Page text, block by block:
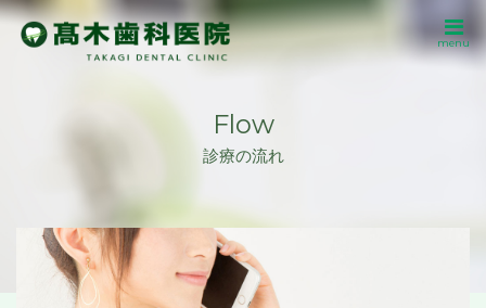
menu
Flow
診療の流れ